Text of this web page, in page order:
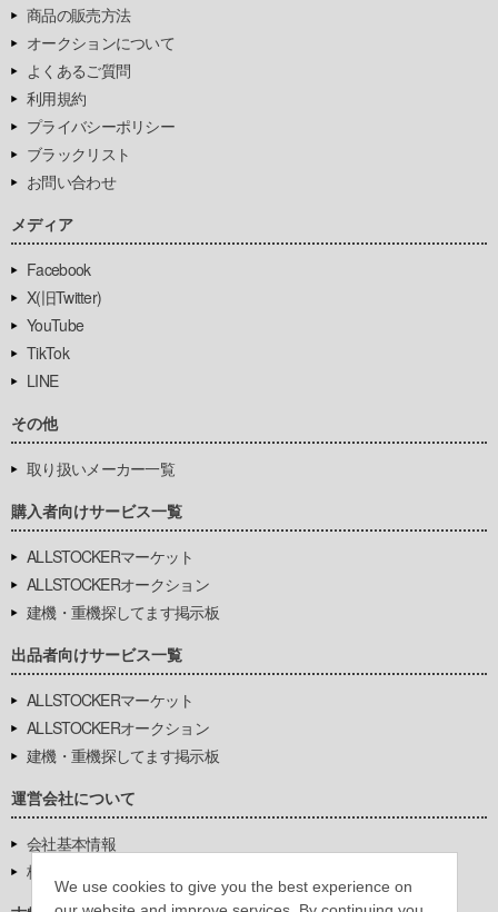
We use cookies to give you the best experience on
商品の販売方法
オークションについて
よくあるご質問
利用規約
プライバシーポリシー
ブラックリスト
お問い合わせ
メディア
Facebook
X(旧Twitter)
YouTube
TikTok
LINE
その他
取り扱いメーカー一覧
購入者向けサービス一覧
ALLSTOCKERマーケット
ALLSTOCKERオークション
建機・重機探してます掲示板
出品者向けサービス一覧
ALLSTOCKERマーケット
ALLSTOCKERオークション
建機・重機探してます掲示板
運営会社について
会社基本情報
株式会社豊環境開発